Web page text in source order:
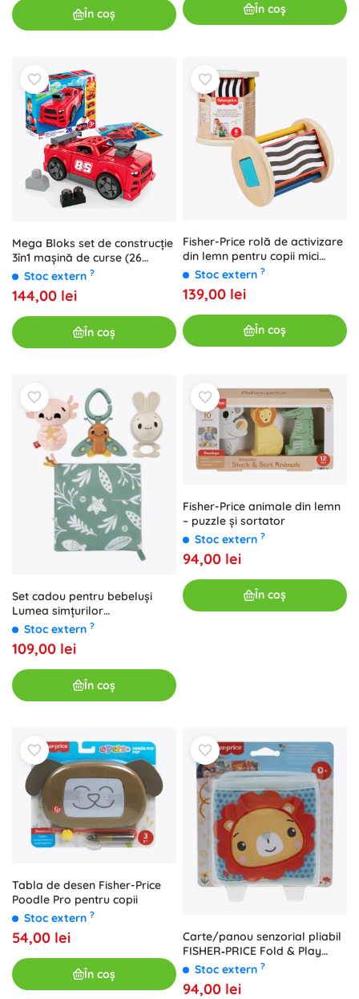
În coș În coș
Mega Bloks set de construcție
3în1 mașină de curse (26
piese)
Stoc extern ?
144,00 lei
În coș
Fisher-Price rolă de activizare
din lemn pentru copii mici
(jucărie senzorială)
Stoc extern ?
139,00 lei
În coș
Set cadou pentru bebeluși
Lumea simțurilor
FISHER‑PRICE
Stoc extern ?
109,00 lei
În coș
Fisher-Price animale din lemn
– puzzle și sortator
Stoc extern ?
94,00 lei
În coș
Tabla de desen Fisher-Price
Poodle Pro pentru copii
Stoc extern ?
54,00 lei
În coș
Carte/panou senzorial pliabil
FISHER‑PRICE Fold & Play
pentru bebeluși
Stoc extern ?
94,00 lei